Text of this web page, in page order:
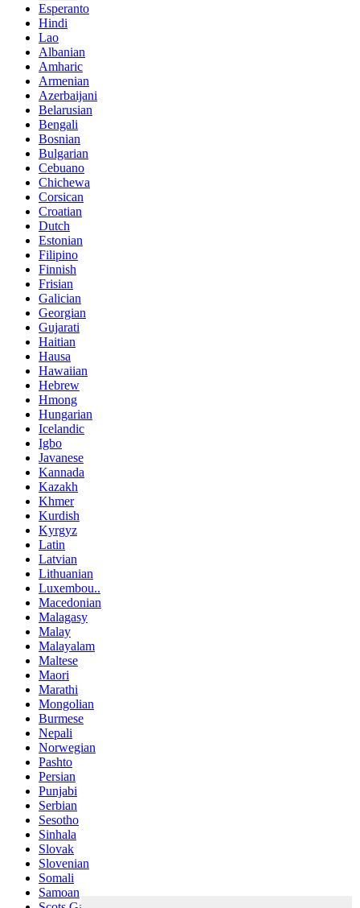
Esperanto
Hindi
Lao
Albanian
Amharic
Armenian
Azerbaijani
Belarusian
Bengali
Bosnian
Bulgarian
Cebuano
Chichewa
Corsican
Croatian
Dutch
Estonian
Filipino
Finnish
Frisian
Galician
Georgian
Gujarati
Haitian
Hausa
Hawaiian
Hebrew
Hmong
Hungarian
Icelandic
Igbo
Javanese
Kannada
Kazakh
Khmer
Kurdish
Kyrgyz
Latin
Latvian
Lithuanian
Luxembou..
Macedonian
Malagasy
Malay
Malayalam
Maltese
Maori
Marathi
Mongolian
Burmese
Nepali
Norwegian
Pashto
Persian
Punjabi
Serbian
Sesotho
Sinhala
Slovak
Slovenian
Somali
Samoan